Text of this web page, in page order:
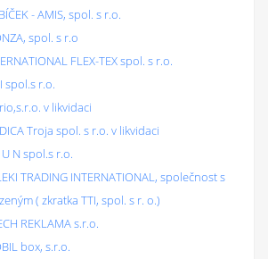
- AMIS, spol. s r.o.
spol. s r.o
FLEX-TEX spol. s r.o.
spol.s r.o.
v likvidaci
Troja spol. s r.o. v likvidaci
U N spol.s r.o.
TRADING INTERNATIONAL, společnost s
( zkratka TTI, spol. s r. o.)
REKLAMA s.r.o.
box, s.r.o.